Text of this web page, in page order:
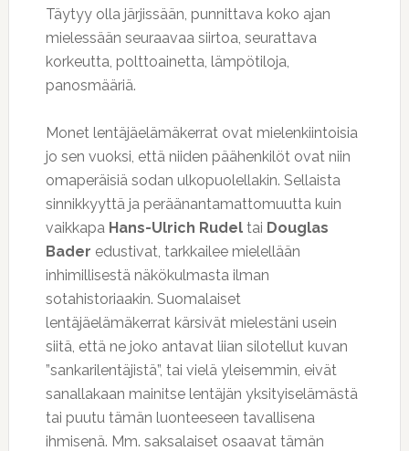
Täytyy olla järjissään, punnittava koko ajan
mielessään seuraavaa siirtoa, seurattava
korkeutta, polttoainetta, lämpötiloja,
panosmääriä.
Monet lentäjäelämäkerrat ovat mielenkiintoisia
jo sen vuoksi, että niiden päähenkilöt ovat niin
omaperäisiä sodan ulkopuolellakin. Sellaista
sinnikkyyttä ja peräänantamattomuutta kuin
vaikkapa Hans-Ulrich Rudeltai Douglas
Bader edustivat, tarkkailee mielellään
inhimillisestä näkökulmasta ilman
sotahistoriaakin. Suomalaiset
lentäjäelämäkerrat kärsivät mielestäni usein
siitä, että ne joko antavat liian silotellut kuvan
”sankarilentäjistä”, tai vielä yleisemmin, eivät
sanallakaan mainitse lentäjän yksityiselämästä
tai puutu tämän luonteeseen tavallisena
ihmisenä. Mm. saksalaiset osaavat tämän